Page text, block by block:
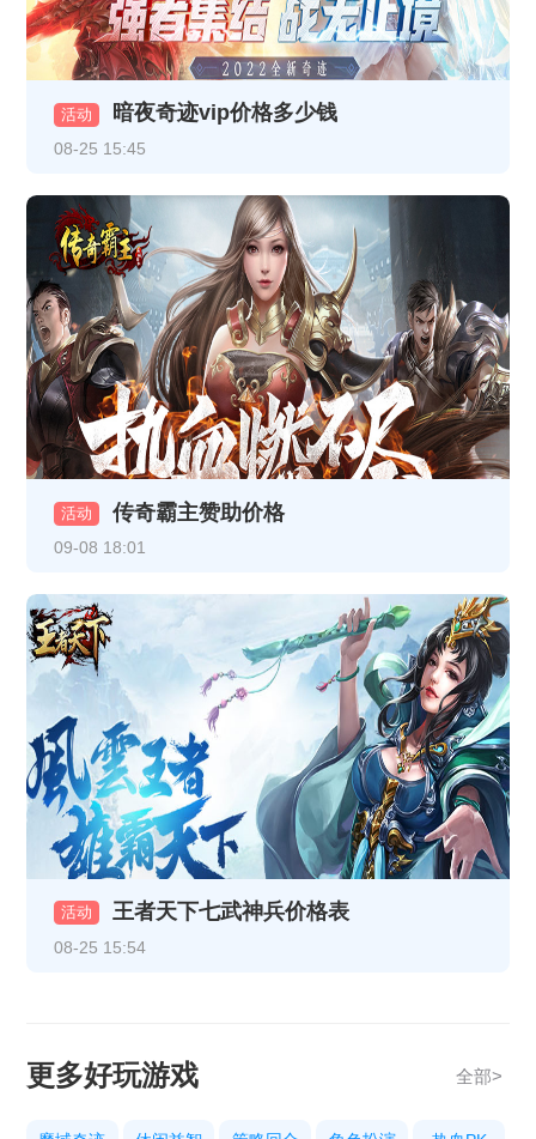
《至尊传说》线下累充返利活动公告
《至尊传说》VIP介绍
《龙破九天》12月16日10:00-12:00 合服公告
《龙破九天》线下返利
《乱世诸侯》11月18日合服公告
《乱世诸侯》线下活动
《热血战纪》11月17日+11月19日合服公告
《乱世诸侯》精彩开服活动
《乱世诸侯》精彩开服活动
《天地诸神》10月20日13:00停服维护公告
《热血战纪》10月17日合服公告
《热血战纪》10月14日合服公告
《热血战纪》10月9日合服公告
《传奇时代》10月9号合服公告
《热血战纪》10月3日合服公告
《传奇时代》10月3号合服公告
《热血战纪》10.1-10.8节日限时充值活动
《狩猎幻想》9.29-10.8限时活动
活动 暗夜奇迹vip价格多少钱
08-25 15:45
活动 传奇霸主赞助价格
09-08 18:01
活动 王者天下七武神兵价格表
08-25 15:54
更多好玩游戏 全部>